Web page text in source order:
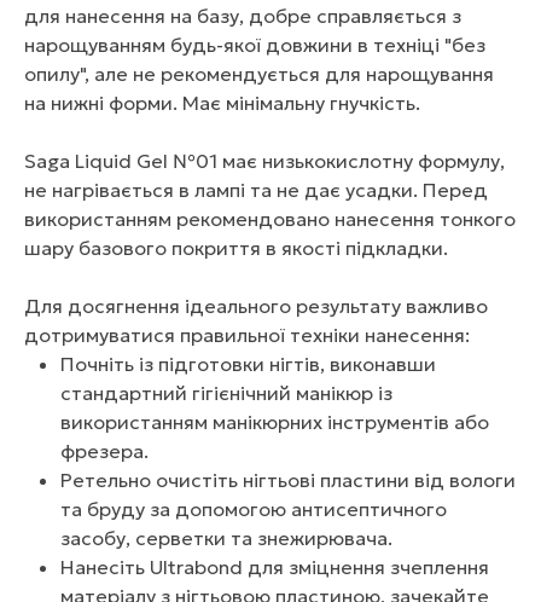
для нанесення на базу, добре справляється з
нарощуванням будь-якої довжини в техніці "без
опилу", але не рекомендується для нарощування
на нижні форми. Має мінімальну гнучкість.
Saga Liquid Gel №01 має низькокислотну формулу,
не нагрівається в лампі та не дає усадки. Перед
використанням рекомендовано нанесення тонкого
шару базового покриття в якості підкладки.
Для досягнення ідеального результату важливо
дотримуватися правильної техніки нанесення:
Почніть із підготовки нігтів, виконавши
стандартний гігієнічний манікюр із
використанням манікюрних інструментів або
фрезера.
Ретельно очистіть нігтьові пластини від вологи
та бруду за допомогою антисептичного
засобу, серветки та знежирювача.
Нанесіть Ultrabond для зміцнення зчеплення
матеріалу з нігтьовою пластиною, зачекайте